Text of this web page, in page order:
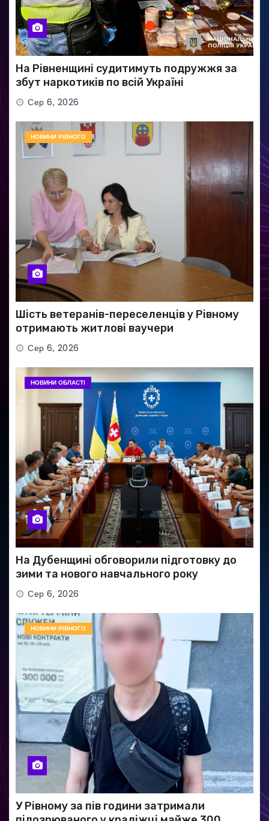
На Рівненщині судитимуть подружжя за
збут наркотиків по всій Україні
Сер 6, 2026
НОВИНИ РІВНОГО
Шість ветеранів-переселенців у Рівному
отримають житлові ваучери
Сер 6, 2026
НОВИНИ ОБЛАСТІ
На Дубенщині обговорили підготовку до
зими та нового навчального року
Сер 6, 2026
НОВИНИ РІВНОГО
У Рівному за пів години затримали